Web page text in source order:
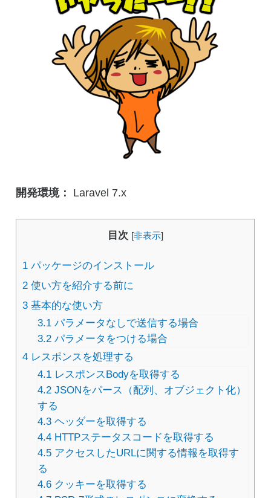
開発環境： Laravel 7.x
目次 [非表示]
1 パッケージのインストール
2 使い方を紹介する前に
3 基本的な使い方
3.1 パラメータなしで送信する場合
3.2 パラメータをつける場合
4 レスポンスを処理する
4.1 レスポンスBodyを取得する
4.2 JSONをパース（配列、オブジェクト化）
する
4.3 ヘッダーを取得する
4.4 HTTPステータスコードを取得する
4.5 アクセスしたURLに関する情報を取得す
る
4.6 クッキーを取得する